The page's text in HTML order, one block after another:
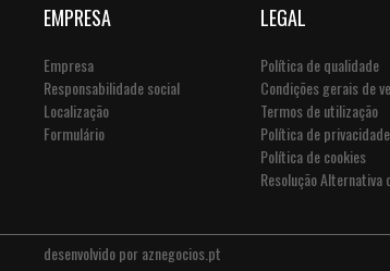
EMPRESA
Empresa
Responsabilidade social
Localização
Formulário
LEGAL
Política de qualidade
Condições gerais de
Termos de utilização
Política de privacidade
Política de cookies
Resolução Alternativa
desenvolvido poraznegocios.pt